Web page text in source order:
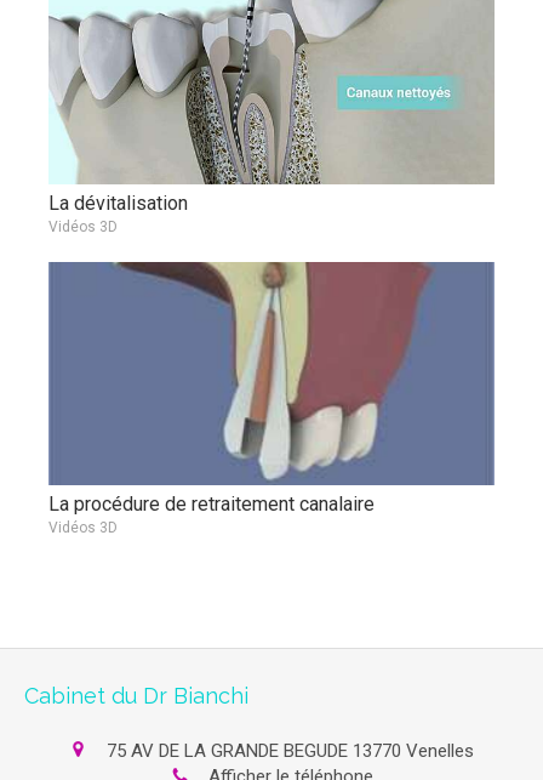
La dévitalisation
Vidéos 3D
La procédure de retraitement canalaire
Vidéos 3D
Cabinet du Dr Bianchi
75 AV DE LA GRANDE BEGUDE 13770 Venelles